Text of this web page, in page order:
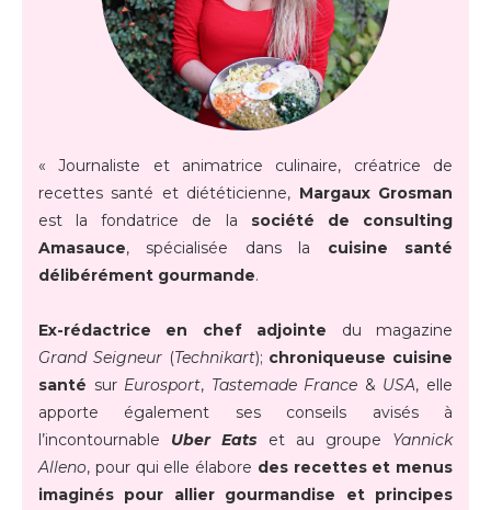
« Journaliste et animatrice culinaire, créatrice de
recettes santé et diététicienne, Margaux Grosman
est la fondatrice de la société de consulting
Amasauce, spécialisée dans la cuisine santé
délibérément gourmande.
Ex-rédactrice en chef adjointe du magazine
Grand Seigneur(Technikart); chroniqueuse cuisine
santé sur Eurosport, Tastemade France & USA, elle
apporte également ses conseils avisés à
l’incontournable Uber Eats et au groupe Yannick
Alleno, pour qui elle élabore des recettes et menus
imaginés pour allier gourmandise et principes